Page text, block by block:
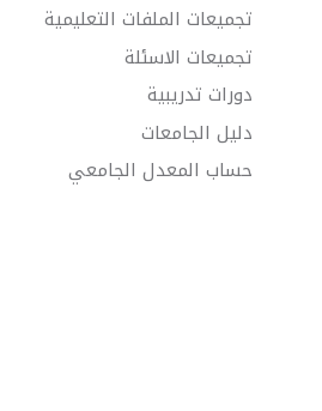
تجميعات الملفات التعليمية
تجميعات الاسئلة
دورات تدريبية
دليل الجامعات
حساب المعدل الجامعي